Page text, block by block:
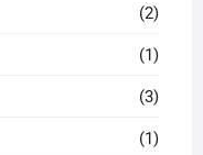
(2)
(1)
(3)
(1)